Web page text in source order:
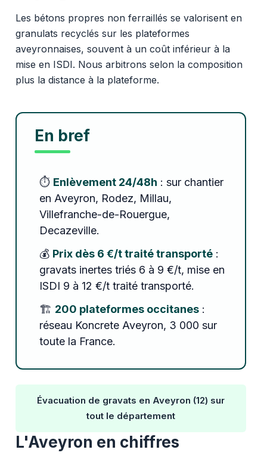
Les bétons propres non ferraillés se valorisent en
granulats recyclés sur les plateformes
aveyronnaises, souvent à un coût inférieur à la
mise en ISDI. Nous arbitrons selon la composition
plus la distance à la plateforme.
En bref
⏱️ Enlèvement 24/48h : sur chantier
en Aveyron, Rodez, Millau,
Villefranche-de-Rouergue,
Decazeville.
💰 Prix dès 6 €/t traité transporté:
gravats inertes triés 6 à 9 €/t, mise en
ISDI 9 à 12 €/t traité transporté.
🏗️ 200 plateformes occitanes:
réseau Koncrete Aveyron, 3 000 sur
toute la France.
Évacuation de gravats en Aveyron (12) sur
tout le département
L'Aveyron en chiffres